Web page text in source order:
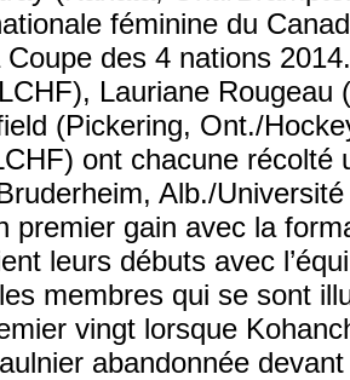
féminine du
des 4 nations
Lauriane
(Pickering, Ont./
ont chacune récolté
Alb./
premier gain avec la
leurs débuts avec
membres qui se sont
vingt lorsque
abandonnée